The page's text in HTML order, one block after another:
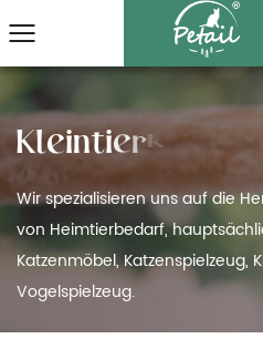
Wir spezialisieren uns auf die
von Heimtierbedarf,
Katzenmöbel, Katzenspielzeug,
Vogelspielzeug.